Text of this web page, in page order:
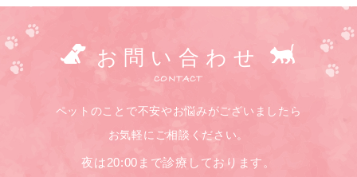
お問い合わせ
CONTACT
ペットのことで不安やお悩みがございましたら
お気軽にご相談ください。
夜は20:00まで診療しております。